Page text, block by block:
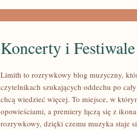
Koncerty i Festiwale
Limith to rozrywkowy blog muzyczny,
czytelnikach szukających oddechu po
chcą wiedzieć więcej. To miejsce, w
opowieściami, a premiery łączą się z
rozrywkowy, dzięki czemu muzyka staje